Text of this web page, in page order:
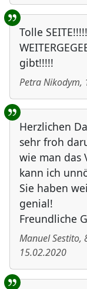
Tolle
gibt!!!!!
Petra Nikodym,
Herzlichen
sehr froh
wie man das
kann ich
Sie haben
genial!
Freundliche
Manuel Sestito,
15.02.2020